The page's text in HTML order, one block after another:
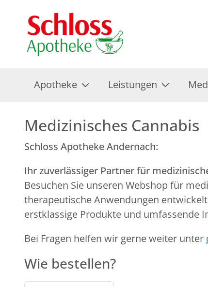
Apotheke Leistungen
Medizinisches Cannabis
Schloss Apotheke Andernach:
Ihr zuverlässiger Partner für
Besuchen Sie unseren Webshop für
therapeutische Anwendungen
erstklassige Produkte und umfassende
Bei Fragen helfen wir gerne weiter unter
Wie bestellen?